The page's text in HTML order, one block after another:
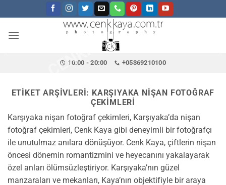
atla
CENKKAYA.COM.TR
10:00 - 20:00 +05369210100
ETIKET ARŞIVLERI: KARŞIYAKA NIŞAN FOTOĞRAF
ÇEKIMLERI
Karşıyaka nişan fotoğraf çekimleri, Karşıyaka’da nişan
fotoğraf çekimleri, Cenk Kaya gibi deneyimli bir fotoğrafçı
ile unutulmaz anılara dönüşüyor. Cenk Kaya, çiftlerin nişan
öncesi dönemin romantizmini ve heyecanını yakalayarak
özel anları ölümsüzleştiriyor. Karşıyaka’nın güzel
manzaraları ve mekanları, Kaya’nın objektifiyle bir araya